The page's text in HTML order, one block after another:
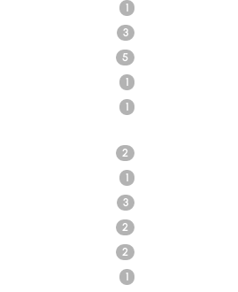
1
3
5
1
1
2
1
3
2
2
1